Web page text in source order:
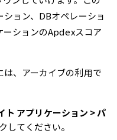
ョン、DBオペレーショ
ーションのApdexスコア
、アーカイブの利用で
ト アプリケーション > パ
してください。